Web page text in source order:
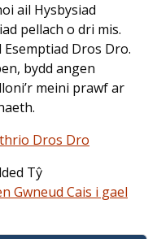
ail Hysbysiad
pellach o dri mis.
Dros Dro.
bydd angen
meini prawf ar
Dros Dro
Tŷ
Gwneud Cais i gael